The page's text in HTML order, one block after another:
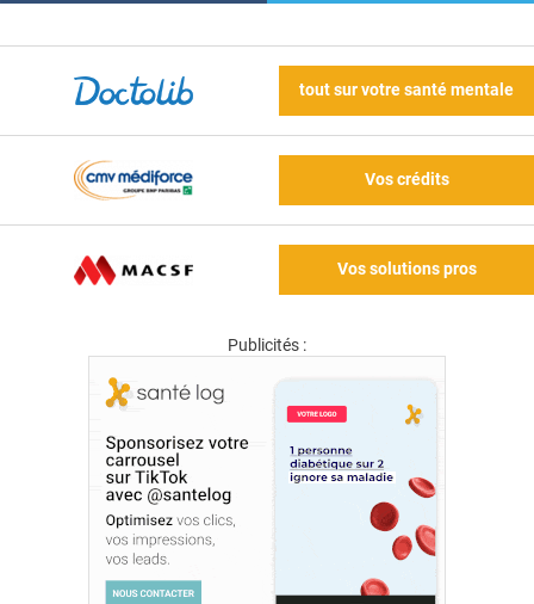
tout sur votre santé mentale
Vos crédits
Vos solutions pros
Publicités :